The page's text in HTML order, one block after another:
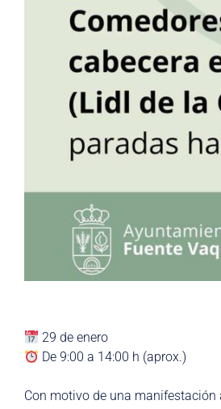
29 de enero
De 9:00 a 14:00 h (aprox.)
Con motivo de una